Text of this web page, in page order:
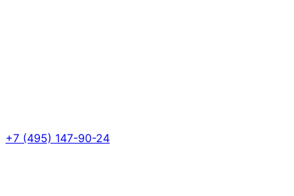
+7 (495) 147-90-24